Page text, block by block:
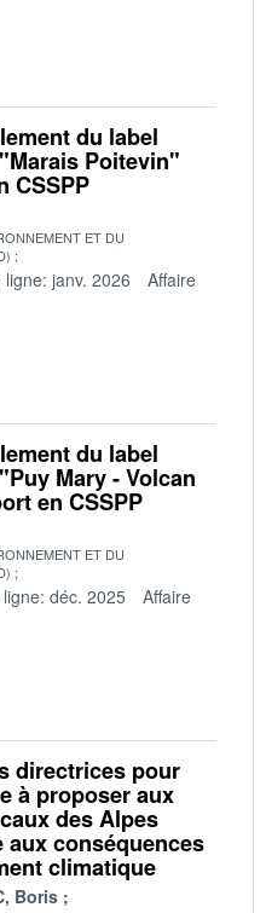
du label
Poitevin"
CSSPP
ET DU
ligne: janv. 2026
Affaire
du label
Mary - Volcan
en CSSPP
ET DU
déc. 2025
Affaire
directrices pour
à proposer aux
des Alpes
conséquences
climatique
Boris